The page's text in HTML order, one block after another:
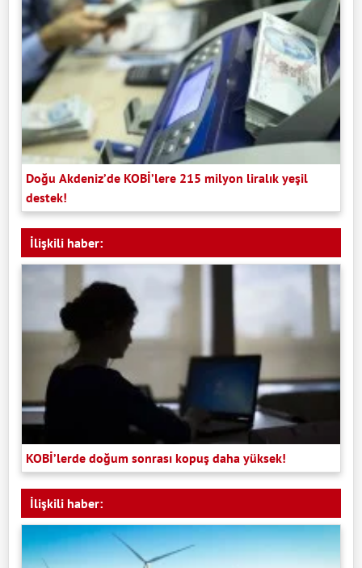
Doğu Akdeniz’de KOBİ’lere 215 milyon liralık yeşil
destek!
İlişkili haber:
KOBİ’lerde doğum sonrası kopuş daha yüksek!
İlişkili haber: